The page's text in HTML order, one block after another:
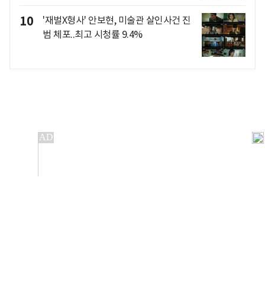
10
'재벌X형사' 안보현, 미술관 살인사건 진
범 체포..최고 시청률 9.4%